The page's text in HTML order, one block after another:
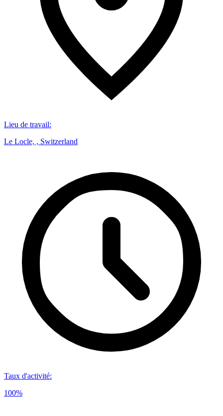
Lieu de travail:
Le Locle, , Switzerland
Taux d'activité:
100%